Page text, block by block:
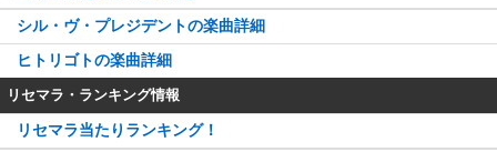
シル・ヴ・プレジデントの楽曲詳細
ヒトリゴトの楽曲詳細
リセマラ・ランキング情報
リセマラ当たりランキング！